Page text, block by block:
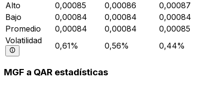
Alto
0,00085 0,00086
0,00087
Bajo
0,00084 0,00084
0,00084
Promedio
0,00084 0,00084
0,00085
Volatilidad
0,61% 0,56% 0,44%
MGF a QAR estadísticas